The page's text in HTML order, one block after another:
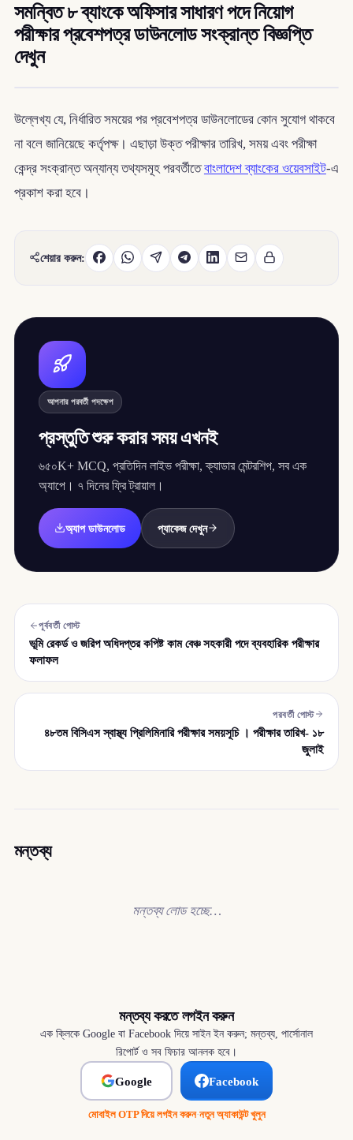
সমন্বিত ৮ ব্যাংকে অফিসার সাধারণ পদে নিয়োগ
পরীক্ষার প্রবেশপত্র ডাউনলোড সংক্রান্ত বিজ্ঞপ্তি
দেখুন
উল্লেখ্য যে, নির্ধারিত সময়ের পর প্রবেশপত্র ডাউনলোডের কোন সুযোগ থাকবে
না বলে জানিয়েছে কর্তৃপক্ষ। এছাড়া উক্ত পরীক্ষার তারিখ, সময় এবং পরীক্ষা
কেন্দ্র সংক্রান্ত অন্যান্য তথ্যসমূহ পরবর্তীতেবাংলাদেশ ব্যাংকের ওয়েবসাইট-এ
প্রকাশ করা হবে।
শেয়ার করুন:
আপনার পরবর্তী পদক্ষেপ
প্রস্তুতি শুরু করার সময় এখনই
৬৫০K+ MCQ, প্রতিদিন লাইভ পরীক্ষা, ক্যাডার মেন্টরশিপ, সব এক
অ্যাপে। ৭ দিনের ফ্রি ট্রায়াল।
অ্যাপ ডাউনলোড প্যাকেজ দেখুন
পূর্ববর্তী পোস্ট
ভূমি রেকর্ড ও জরিপ অধিদপ্তর কপিষ্ট কাম বেঞ্চ সহকারী পদে ব্যবহারিক পরীক্ষার
ফলাফল
পরবর্তী পোস্ট
৪৮তম বিসিএস স্বাস্থ্য প্রিলিমিনারি পরীক্ষার সময়সূচি । পরীক্ষার তারিখ- ১৮
জুলাই
মন্তব্য
মন্তব্য লোড হচ্ছে…
মন্তব্য করতে লগইন করুন
এক ক্লিকে Google বা Facebook দিয়ে সাইন ইন করুন; মন্তব্য, পার্সোনাল
রিপোর্ট ও সব ফিচার আনলক হবে।
Google Facebook
মোবাইল OTP দিয়ে লগইন করুন·নতুন অ্যাকাউন্ট খুলুন